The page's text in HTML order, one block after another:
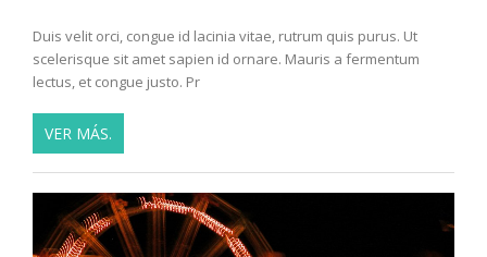
Duis velit orci, congue id lacinia vitae, rutrum quis purus. Ut
scelerisque sit amet sapien id ornare. Mauris a fermentum
lectus, et congue justo. Pr
VER MÁS.